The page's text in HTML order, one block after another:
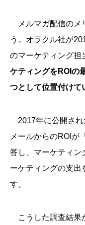
メルマガ配信のメ
う。オラクル社が
のマーケティング担
ケティングをROIの
つとして位置付けて
2017年に公開され
メールからのROIが
答し、マーケティン
ーケティングの支出
す。
こうした調査結果